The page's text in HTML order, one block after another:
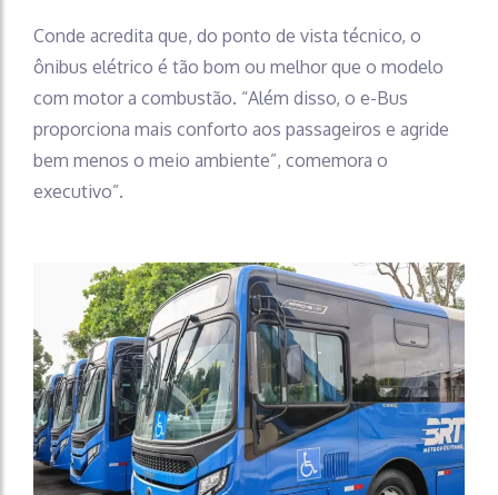
Conde acredita que, do ponto de vista técnico, o
ônibus elétrico é tão bom ou melhor que o modelo
com motor a combustão. “Além disso, o e-Bus
proporciona mais conforto aos passageiros e agride
bem menos o meio ambiente”, comemora o
executivo”.